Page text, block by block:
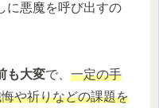
に悪魔を呼び出すの
も大変で、 一定の手
や祈りなどの課題を